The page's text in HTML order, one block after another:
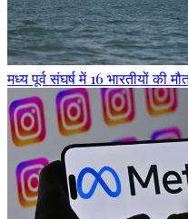
मध्य पूर्व संघर्ष में 16 भारतीयों की